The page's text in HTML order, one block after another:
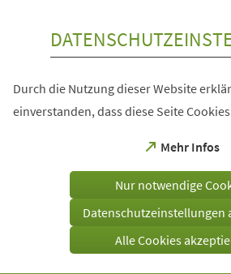
Durch die Nutzung dieser Website
einverstanden, dass diese Seite
Mehr Infos
(Öffnet
einem
Tab)
Nur notwendige
Datenschutzeinstellungen
Alle Cookies